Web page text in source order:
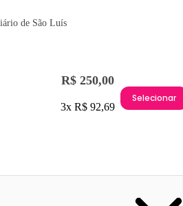
de São Luís
R$ 250,00
3x R$ 92,69
Selecionar